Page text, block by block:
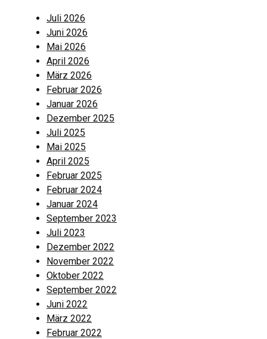
Juli 2026
Juni 2026
Mai 2026
April 2026
März 2026
Februar 2026
Januar 2026
Dezember 2025
Juli 2025
Mai 2025
April 2025
Februar 2025
Februar 2024
Januar 2024
September 2023
Juli 2023
Dezember 2022
November 2022
Oktober 2022
September 2022
Juni 2022
März 2022
Februar 2022